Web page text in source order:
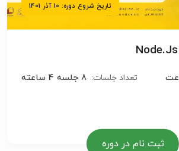
تاریخ شروع دوره: 10 آذر 1401
تعداد جلسات: 8 جلسه 4 ساعته
ثبت نام در دوره